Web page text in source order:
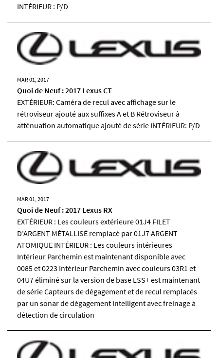
INTÉRIEUR : P/D
MAR 01, 2017
Quoi de Neuf : 2017 Lexus CT
EXTÉRIEUR: Caméra de recul avec affichage sur le
rétroviseur ajouté aux suffixes A et B Rétroviseur à
atténuation automatique ajouté de série INTÉRIEUR: P/D
MAR 01, 2017
Quoi de Neuf : 2017 Lexus RX
EXTÉRIEUR : Les couleurs extérieure 01J4 FILET
D'ARGENT MÉTALLISÉ remplacé par 01J7 ARGENT
ATOMIQUE INTÉRIEUR : Les couleurs intérieures
Intérieur Parchemin est maintenant disponible avec
0085 et 0223 Intérieur Parchemin avec couleurs 03R1 et
04U7 éliminé sur la version de base LSS+ est maintenant
de série Capteurs de dégagement et de recul remplacés
par un sonar de dégagement intelligent avec freinage à
détection de circulation